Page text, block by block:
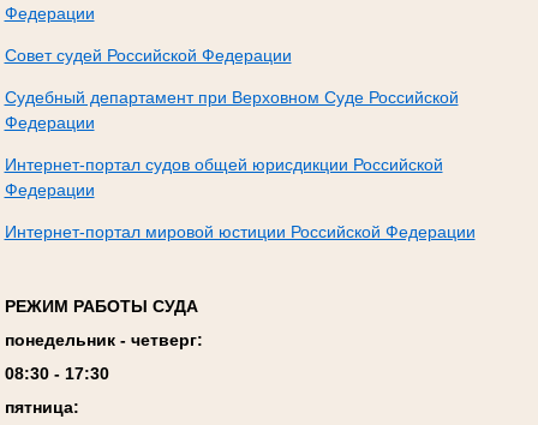
Федерации
Совет судей Российской Федерации
Судебный департамент при Верховном Суде Российской
Федерации
Интернет-портал судов общей юрисдикции Российской
Федерации
Интернет-портал мировой юстиции Российской Федерации
РЕЖИМ РАБОТЫ СУДА
понедельник - четверг:
08:30 - 17:30
пятница: